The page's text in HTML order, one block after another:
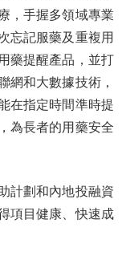
，手握多領域專業
忘記服藥及重複用
藥提醒產品，並打
網和大數據技術，
在指定時間準時提
為長者的用藥安全
劃和內地投融資
項目健康、快速成